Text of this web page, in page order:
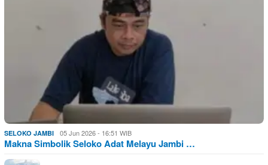
SELOKO JAMBI 05 Jun 2026 - 16:51 WIB
Makna Simbolik Seloko Adat Melayu Jambi …